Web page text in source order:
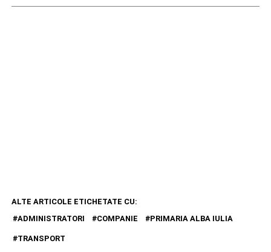
ALTE ARTICOLE ETICHETATE CU:
ADMINISTRATORI
COMPANIE PRIMARIA ALBA IULIA
TRANSPORT